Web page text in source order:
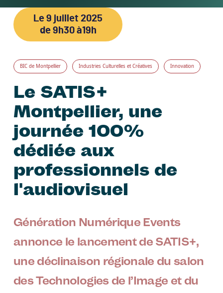
Le 9 juillet 2025
de 9h30 à19h
BIC de Montpellier Industries Culturelles et Créatives Innovation
Le SATIS+
Montpellier, une
journée 100%
dédiée aux
professionnels de
l'audiovisuel
Génération Numérique Events
annonce le lancement de SATIS+,
une déclinaison régionale du salon
des Technologies de l’Image et du